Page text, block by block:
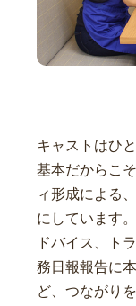
キャストはひ
基本だからこ
ィ形成による
にしています
ドバイス、ト
務日報報告に
ど、つながり